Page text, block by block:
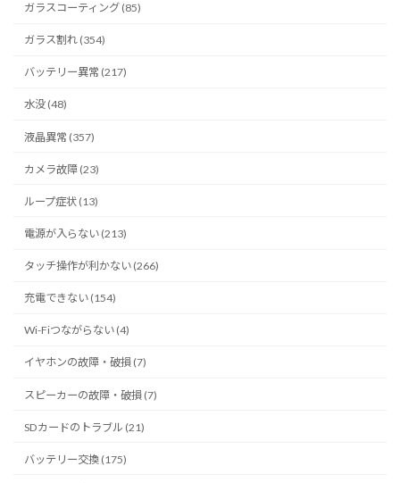
ガラスコーティング (85)
ガラス割れ (354)
バッテリー異常 (217)
水没 (48)
液晶異常 (357)
カメラ故障 (23)
ループ症状 (13)
電源が入らない (213)
タッチ操作が利かない (266)
充電できない (154)
Wi-Fiつながらない (4)
イヤホンの故障・破損 (7)
スピーカーの故障・破損 (7)
SDカードのトラブル (21)
バッテリー交換 (175)